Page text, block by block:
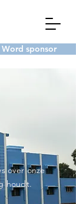
Word sponsor
over onze
houdt.